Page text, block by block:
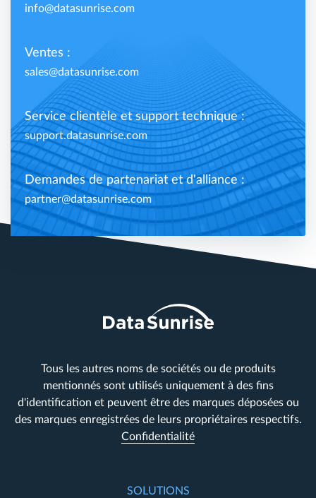
info@datasunrise.com
Ventes :
sales@datasunrise.com
Service clientèle et support technique :
support.datasunrise.com
Demandes de partenariat et d'alliance :
partner@datasunrise.com
Tous les autres noms de sociétés ou de produits
mentionnés sont utilisés uniquement à des fins
d'identification et peuvent être des marques déposées ou
des marques enregistrées de leurs propriétaires respectifs.
Confidentialité
SOLUTIONS